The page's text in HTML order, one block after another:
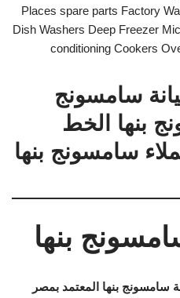
Places spare parts Factory
Dish Washers Deep Freezer
conditioning Cookers
سامسونج
بنها الخط
سامسونج بنها
بنها
سامسونج بنها المعتمد بمصر